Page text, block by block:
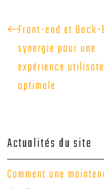
Front-end et Back-
synergie pour une
expérience
optimale
Actualités du site
Comment une